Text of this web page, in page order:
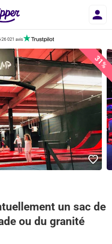
|26 021 avis
31%
un sac de
ou du granité